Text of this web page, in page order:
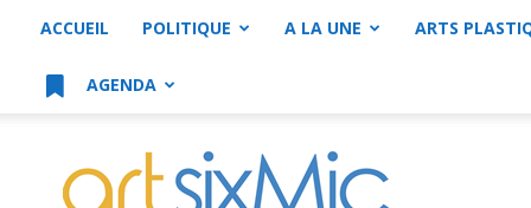
ACCUEIL POLITIQUE A LA UNE ARTS
AGENDA
artsixMic